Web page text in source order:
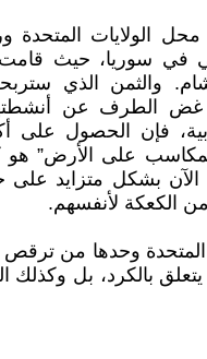
الولايات المتحدة
في سوريا، حيث
والثمن الذي
الطرف عن
فإن الحصول
على الأرض” هو
بشكل متزايد على
الكعكة لأنفسهم.
وحدها من ترقص
بالكرد، بل وكذلك